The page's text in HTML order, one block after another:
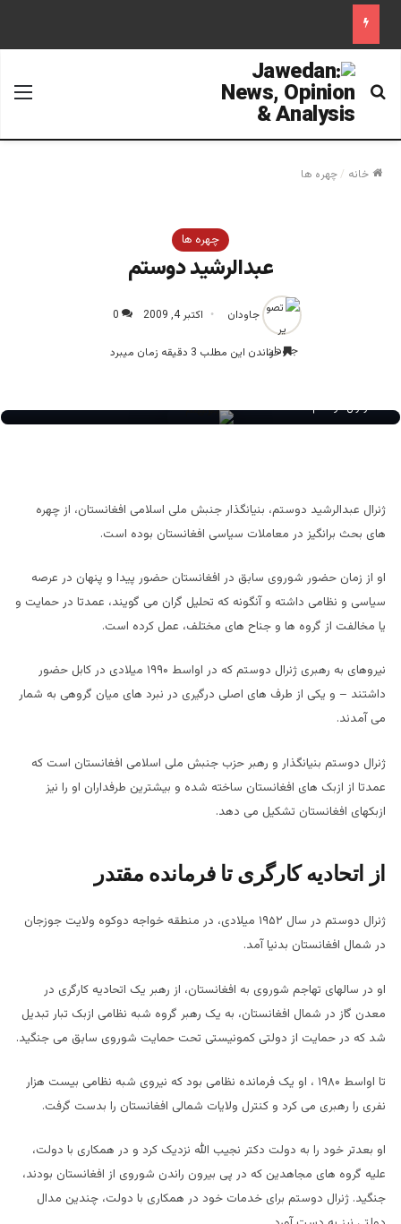
جستجو برای
خانه /چهره ها
چهره ها
عبدالرشید دوستم
جاودان اکتبر 4, 2009 0
خواندن این مطلب 3 دقیقه زمان میبرد
ژنرال دوستم
ژنرال عبدالرشید دوستم، بنیانگذار جنبش ملی اسلامی افغانستان، از چهره
های بحث برانگیز در معاملات سیاسی افغانستان بوده است.
او از زمان حضور شوروی سابق در افغانستان حضور پیدا و پنهان در عرصه
سیاسی و نظامی داشته و آنگونه که تحلیل گران می گویند، عمدتا در حمایت و
یا مخالفت از گروه ها و جناح های مختلف، عمل کرده است.
نیروهای به رهبری ژنرال دوستم که در اواسط ۱۹۹۰ میلادی در کابل حضور
داشتند – و یکی از طرف های اصلی درگیری در نبرد های میان گروهی به شمار
می آمدند.
ژنرال دوستم بنیانگذار و رهبر حزب جنبش ملی اسلامی افغانستان است که
عمدتا از ازبک های افغانستان ساخته شده و بیشترین طرفداران او را نیز
ازبکهای افغانستان تشکیل می دهد.
از اتحادیه کارگری تا فرمانده مقتدر
ژنرال دوستم در سال ۱۹۵۲ میلادی، در منطقه خواجه دوکوه ولایت جوزجان
در شمال افغانستان بدنیا آمد.
او در سالهای تهاجم شوروی به افغانستان، از رهبر یک اتحادیه کارگری در
معدن گاز در شمال افغانستان، به یک رهبر گروه شبه نظامی ازبک تبار تبدیل
شد که در حمایت از دولتی کمونیستی تحت حمایت شوروی سابق می جنگید.
تا اواسط ۱۹۸۰ ، او یک فرمانده نظامی بود که نیروی شبه نظامی بیست هزار
نفری را رهبری می کرد و کنترل ولایات شمالی افغانستان را بدست گرفت.
او بعدتر خود را به دولت دکتر نجیب الله نزدیک کرد و در همکاری با دولت،
علیه گروه های مجاهدین که در پی بیرون راندن شوروی از افغانستان بودند،
جنگید. ژنرال دوستم برای خدمات خود در همکاری با دولت، چندین مدال